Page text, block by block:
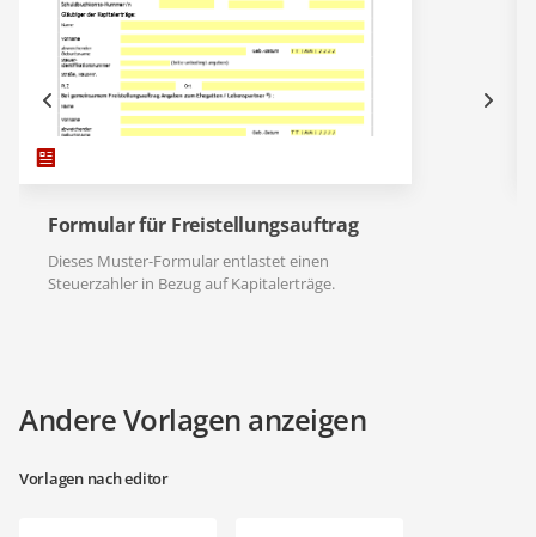
Formular für Freistellungsauftrag
Dieses Muster-Formular entlastet einen
Steuerzahler in Bezug auf Kapitalerträge.
Andere Vorlagen anzeigen
Vorlagen nach editor